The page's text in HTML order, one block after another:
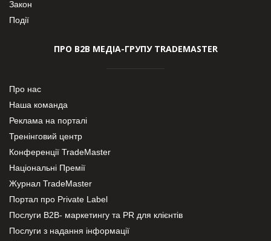
Закон
Події
ПРО В2В МЕДІА-ГРУПУ TRADEMASTER
Про нас
Наша команда
Реклама на порталі
Тренінговий центр
Конференції TradeMaster
Національні Премії
Журнал TradeMaster
Портал про Private Label
Послуги В2В- маркетингу та PR для клієнтів
Послуги з надання інформації